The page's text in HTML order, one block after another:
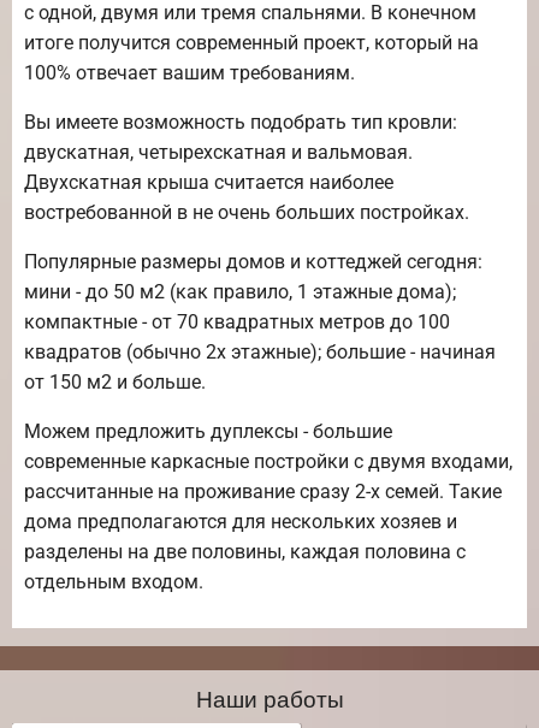
с одной, двумя или тремя спальнями. В конечном
итоге получится современный проект, который на
100% отвечает вашим требованиям.
Вы имеете возможность подобрать тип кровли:
двускатная, четырехскатная и вальмовая.
Двухскатная крыша считается наиболее
востребованной в не очень больших постройках.
Популярные размеры домов и коттеджей сегодня:
мини - до 50 м2 (как правило, 1 этажные дома);
компактные - от 70 квадратных метров до 100
квадратов (обычно 2х этажные); большие - начиная
от 150 м2 и больше.
Можем предложить дуплексы - большие
современные каркасные постройки с двумя входами,
рассчитанные на проживание сразу 2-х семей. Такие
дома предполагаются для нескольких хозяев и
разделены на две половины, каждая половина с
отдельным входом.
Наши работы